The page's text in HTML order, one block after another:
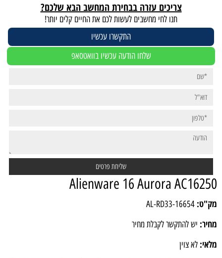
צריכים עזרה בבחירת המחשב הבא שלכם?
תנו לחי מחשבים לעשות לכם את החיים קלים יותר!
התקשרו עכשיו
שלחו הודעה עכשיו בוואטסאפ
Alienware 16 Aurora AC16250
מק"ט: AL-RD33-16654
מחיר: יש להתקשר לקבלת מחיר
מלאי: לא צוין